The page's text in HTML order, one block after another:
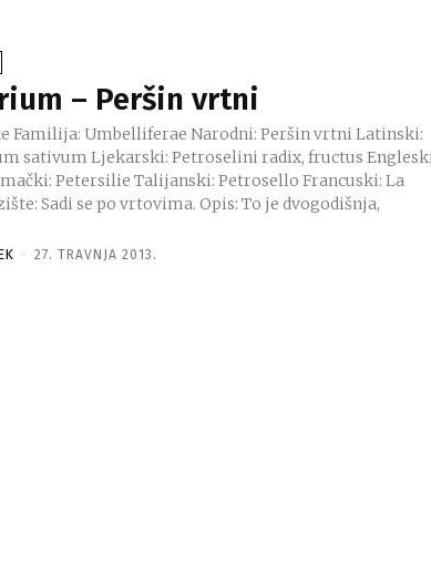
– Peršin vrtni
Familija: Umbelliferae Narodni: Peršin vrtni Latinski:
sativum Ljekarski: Petroselini radix, fructus
Petersilie Talijanski: Petrosello Francuski: La
je dvogodišnja,
- 27. TRAVNJA 2013.